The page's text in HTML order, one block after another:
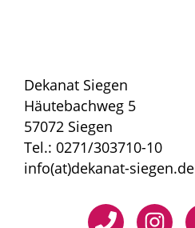
Dekanat Siegen
Häutebachweg 5
57072 Siegen
Tel.: 0271/303710-10
info(at)dekanat-siegen.de